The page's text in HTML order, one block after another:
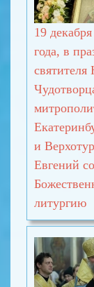
19
года, в
святителя
и
Евгений
литургию